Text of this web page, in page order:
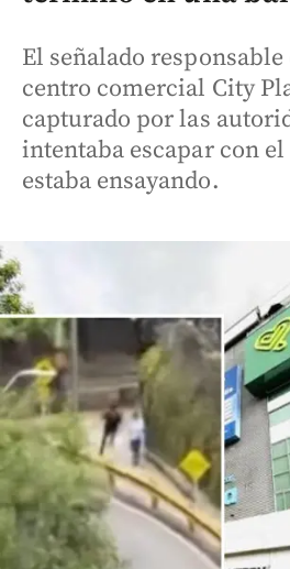
El señalado
centro comercial City
capturado por las
intentaba escapar con el
estaba ensayando.